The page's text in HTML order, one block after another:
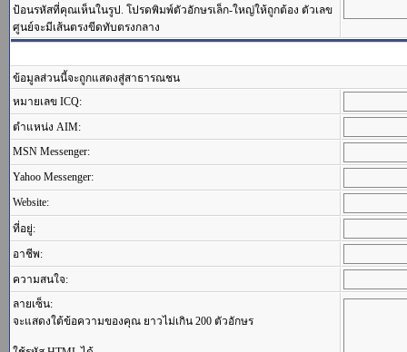
ป้อนรหัสที่คุณเห็นในรูป. โปรดพิมพ์ตัวอักษรเล็ก-ใหญ่ให้ถูกต้อง ตัวเลข
ศูนย์จะมีเส้นตรงขีดทับตรงกลาง
ข้อมูลส่วนนี้จะถูกแสดงสู่สาธารณชน
หมายเลข ICQ:
ตำแหน่ง AIM:
MSN Messenger:
Yahoo Messenger:
Website:
ที่อยู่:
อาชีพ:
ความสนใจ:
ลายเซ็น:
จะแสดงใต้ข้อความของคุณ ยาวไม่เกิน 200 ตัวอักษร